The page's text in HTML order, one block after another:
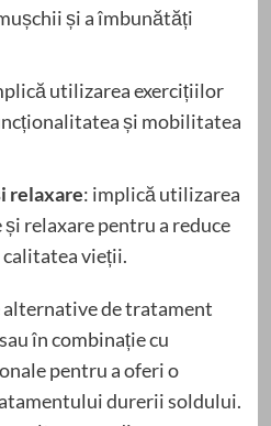
și a îmbunătăți
utilizarea exercițiilor
și mobilitatea
relaxare: implică utilizarea
relaxare pentru a reduce
vieții.
de tratament
în combinație cu
pentru a oferi o
durerii soldului.